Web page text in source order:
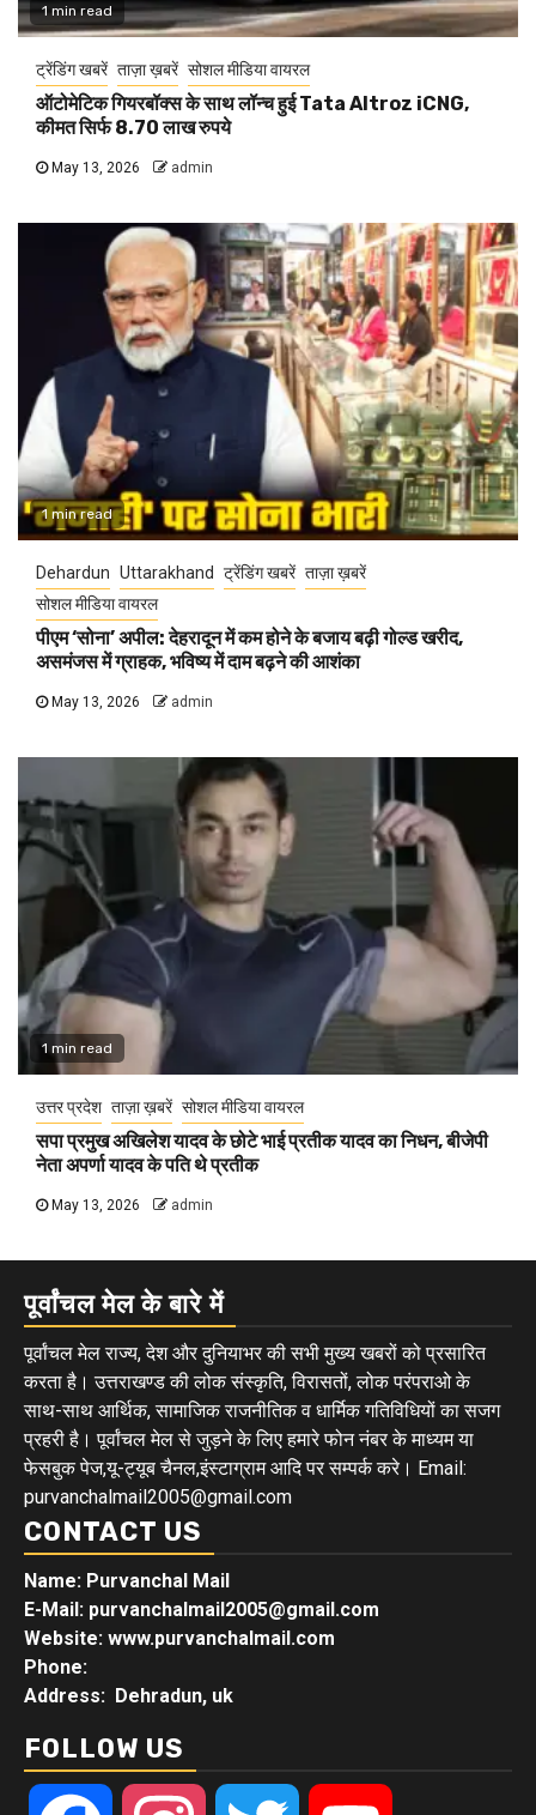
1 min read
ट्रेंडिंग खबरें ताज़ा ख़बरें सोशल मीडिया वायरल
ऑटोमेटिक गियरबॉक्स के साथ लॉन्च हुई Tata Altroz iCNG,
कीमत सिर्फ 8.70 लाख रुपये
May 13, 2026 admin
1 min read
Dehardun Uttarakhand ट्रेंडिंग खबरें ताज़ा ख़बरें
सोशल मीडिया वायरल
पीएम ‘सोना’ अपील: देहरादून में कम होने के बजाय बढ़ी गोल्ड खरीद,
असमंजस में ग्राहक, भविष्य में दाम बढ़ने की आशंका
May 13, 2026 admin
1 min read
उत्तर प्रदेश ताज़ा ख़बरें सोशल मीडिया वायरल
सपा प्रमुख अखिलेश यादव के छोटे भाई प्रतीक यादव का निधन, बीजेपी
नेता अपर्णा यादव के पति थे प्रतीक
May 13, 2026 admin
पूर्वांचल मेल के बारे में
पूर्वांचल मेल राज्य, देश और दुनियाभर की सभी मुख्य खबरों को प्रसारित
करता है। उत्तराखण्ड की लोक संस्कृति, विरासतों, लोक परंपराओ के
साथ-साथ आर्थिक, सामाजिक राजनीतिक व धार्मिक गतिविधियों का सजग
प्रहरी है। पूर्वांचल मेल से जुड़ने के लिए हमारे फोन नंबर के माध्यम या
फेसबुक पेज,यू-ट्यूब चैनल,इंस्टाग्राम आदि पर सम्पर्क करे। Email:
purvanchalmail2005@gmail.com
CONTACT US
Name: Purvanchal Mail
E-Mail: purvanchalmail2005@gmail.com
Website: www.purvanchalmail.com
Phone:
Address: Dehradun, uk
FOLLOW US